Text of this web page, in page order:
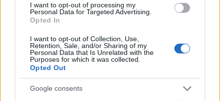
I want to opt-out of processing my
Personal Data for Targeted Advertising.
Opted In
I want to opt-out of Collection, Use,
Retention, Sale, and/or Sharing of my
Personal Data that Is Unrelated with the
Purposes for which it was collected.
Opted Out
Google consents